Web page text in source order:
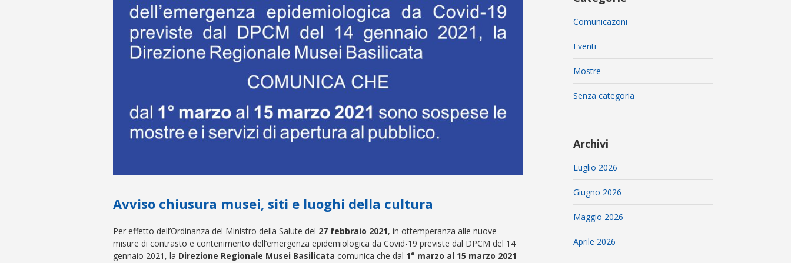
Avviso chiusura musei, siti e luoghi della cultura
Per effetto dell’Ordinanza del Ministro della Salute del 27 febbraio 2021, in ottemperanza alle nuove
misure di contrasto e contenimento dell’emergenza epidemiologica da Covid-19 previste dal DPCM del 14
gennaio 2021, la Direzione Regionale Musei Basilicata comunica che dal 1° marzo al 15 marzo 2021
Comunicazoni
Eventi
Mostre
Senza categoria
Archivi
Luglio 2026
Giugno 2026
Maggio 2026
Aprile 2026